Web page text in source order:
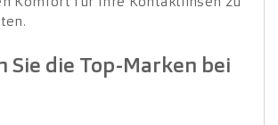
Sie die Top-Marken bei